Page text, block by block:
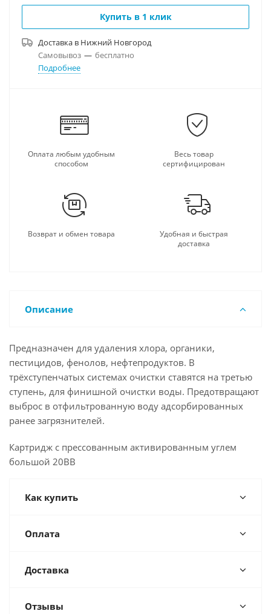
Купить в 1 клик
Доставка в Нижний Новгород
Самовывоз — бесплатно
Подробнее
Оплата любым удобным
способом
Весь товар
сертифицирован
Возврат и обмен товара
Удобная и быстрая
доставка
Описание
Предназначен для удаления хлора, органики,
пестицидов, фенолов, нефтепродуктов. В
трёхступенчатых системах очистки ставятся на третью
ступень, для финишной очистки воды. Предотвращают
выброс в отфильтрованную воду адсорбированных
ранее загрязнителей.
Картридж с прессованным активированным углем
большой 20BB
Как купить
Оплата
Доставка
Отзывы